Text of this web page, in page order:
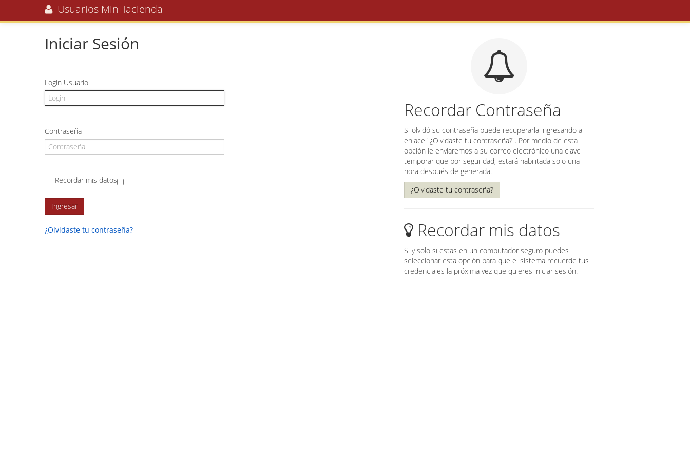
Usuarios MinHacienda
Iniciar Sesión
Login Usuario
Contraseña
Recordar mis datos
¿Olvidaste tu contraseña?
Recordar Contraseña
Si olvidó su contraseña puede recuperarla ingresando al
enlace "¿Olvidaste tu contraseña?". Por medio de esta
opción le enviaremos a su correo electrónico una clave
temporar que por seguridad, estará habilitada solo una
hora después de generada.
¿Olvidaste tu contraseña?
Recordar mis datos
Si y solo si estas en un computador seguro puedes
seleccionar esta opción para que el sistema recuerde tus
credenciales la próxima vez que quieres iniciar sesión.